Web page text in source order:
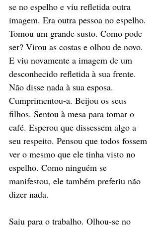
se no espelho e viu refletida outra
imagem. Era outra pessoa no espelho.
Tomou um grande susto. Como pode
ser? Virou as costas e olhou de novo.
E viu novamente a imagem de um
desconhecido refletida à sua frente.
Não disse nada à sua esposa.
Cumprimentou-a. Beijou os seus
filhos. Sentou à mesa para tomar o
café. Esperou que dissessem algo a
seu respeito. Pensou que todos fossem
ver o mesmo que ele tinha visto no
espelho. Como ninguém se
manifestou, ele também preferiu não
dizer nada.
Saiu para o trabalho. Olhou-se no